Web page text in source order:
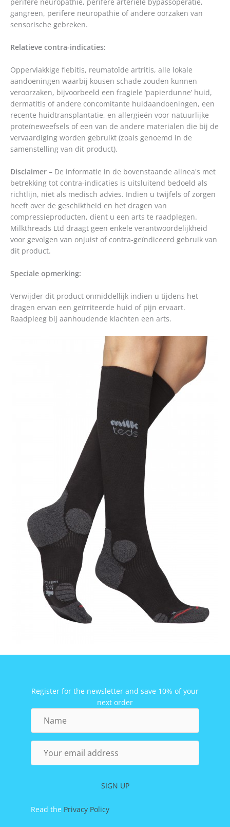
perifere neuropathie, perifere arteriële bypassoperatie,
gangreen, perifere neuropathie of andere oorzaken van
sensorische gebreken.
Relatieve contra-indicaties:
Oppervlakkige flebitis, reumatoïde artritis, alle lokale
aandoeningen waarbij kousen schade zouden kunnen
veroorzaken, bijvoorbeeld een fragiele ‘papierdunne’ huid,
dermatitis of andere concomitante huidaandoeningen, een
recente huidtransplantatie, en allergieën voor natuurlijke
proteïneweefsels of een van de andere materialen die bij de
vervaardiging worden gebruikt (zoals genoemd in de
samenstelling van dit product).
Disclaimer – De informatie in de bovenstaande alinea's met
betrekking tot contra-indicaties is uitsluitend bedoeld als
richtlijn, niet als medisch advies. Indien u twijfels of zorgen
heeft over de geschiktheid en het dragen van
compressieproducten, dient u een arts te raadplegen.
Milkthreads Ltd draagt geen enkele verantwoordelijkheid
voor gevolgen van onjuist of contra-geïndiceerd gebruik van
dit product.
Speciale opmerking:
Verwijder dit product onmiddellijk indien u tijdens het
dragen ervan een geïrriteerde huid of pijn ervaart.
Raadpleeg bij aanhoudende klachten een arts.
Register for the newsletter and save 10% of your
next order
Name
Your
email
address
SIGN UP
Read the Privacy Policy